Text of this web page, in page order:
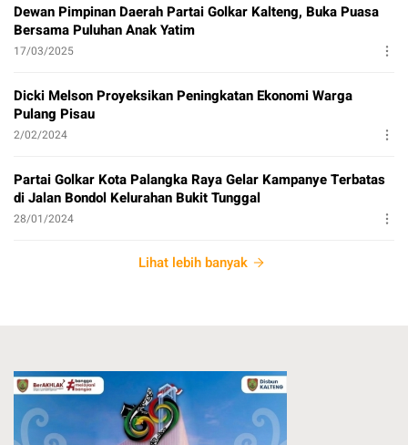
Dewan Pimpinan Daerah Partai Golkar Kalteng, Buka Puasa
Bersama Puluhan Anak Yatim
17/03/2025
Dicki Melson Proyeksikan Peningkatan Ekonomi Warga
Pulang Pisau
2/02/2024
Partai Golkar Kota Palangka Raya Gelar Kampanye Terbatas
di Jalan Bondol Kelurahan Bukit Tunggal
28/01/2024
Lihat lebih banyak